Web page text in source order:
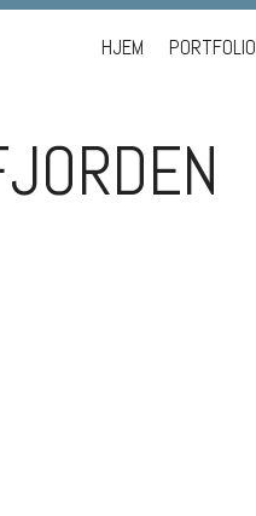
Skip to content
HJEM PORTFOLIO